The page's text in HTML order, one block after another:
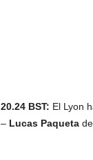
20.24 BST: El Lyon
– Lucas Paqueta